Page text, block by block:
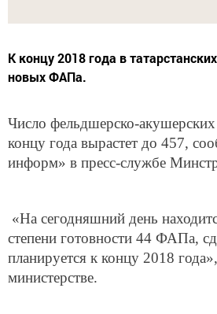
К концу 2018 года в
новых ФАПа.
Число фельдшерско-
концу года вырастет до 457,
информ» в пресс-службе
«На сегодняшний день
степени готовности 44 ФАПа,
планируется к концу 2018
министерстве.